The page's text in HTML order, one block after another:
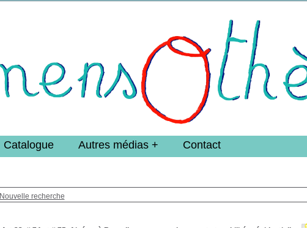
Nouvelle recherche
Catalogue Autres médias Contact